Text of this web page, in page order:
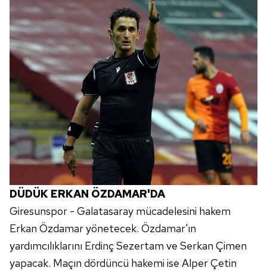
DÜDÜK ERKAN ÖZDAMAR'DA
Giresunspor - Galatasaray mücadelesini hakem
Erkan Özdamar yönetecek. Özdamar'ın
yardımcılıklarını Erdinç Sezertam ve Serkan Çimen
yapacak. Maçın dördüncü hakemi ise Alper Çetin